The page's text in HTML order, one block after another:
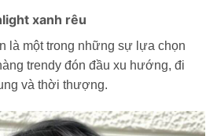
xanh rêu
là một trong những sự lựa chọn
trendy đón đầu xu hướng, đi
và thời thượng.